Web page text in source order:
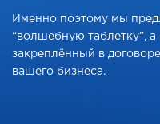
Именно поэтому мы
“волшебную таблетку”,
закреплённый в
вашего бизнеса.